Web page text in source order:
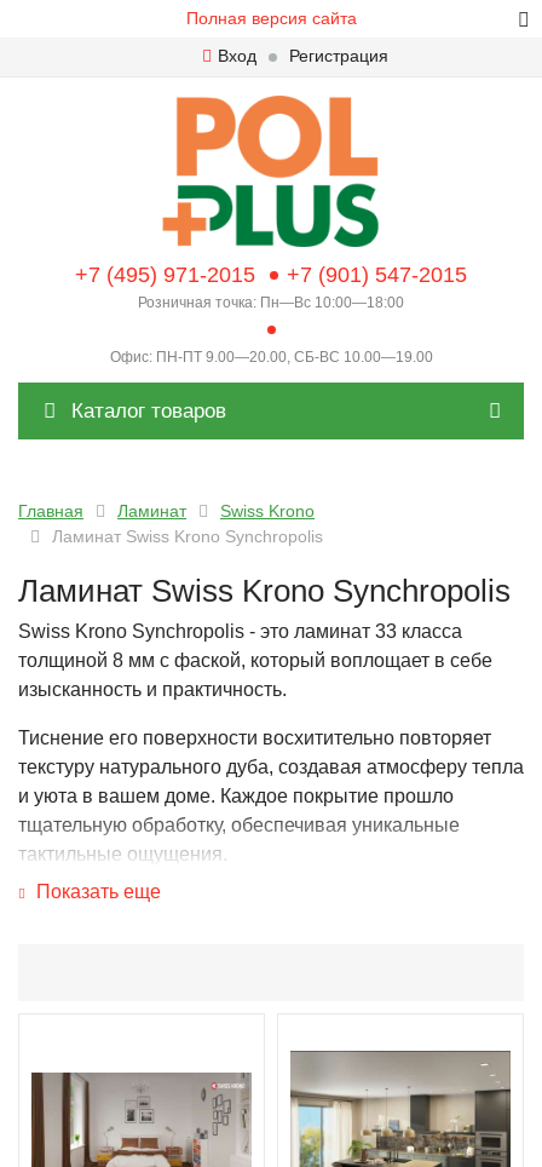
Полная версия сайта
Вход
Регистрация
+7 (495) 971-2015 +7 (901) 547-2015
Розничная точка: Пн—Вс 10:00—18:00
Офис: ПН-ПТ 9.00—20.00, СБ-ВС 10.00—19.00
Каталог товаров
Главная Ламинат
Swiss Krono
Ламинат Swiss Krono Synchropolis
Ламинат Swiss Krono Synchropolis
Swiss Krono Synchropolis - это ламинат 33 класса
толщиной 8 мм с фаской, который воплощает в себе
изысканность и практичность.
Тиснение его поверхности восхитительно повторяет
текстуру натурального дуба, создавая атмосферу тепла
и уюта в вашем доме. Каждое покрытие прошло
тщательную обработку, обеспечивая уникальные
тактильные ощущения.
Среди множества достоинств стоит отметить его
ценит долговечность и высокое качество.
Глубокие темные, золотисто-коричневые, дымчато-
бежевые и светлые оттенки этого ламината
гармонично впишутся в любой интерьер, добавляя ему
Показать еще